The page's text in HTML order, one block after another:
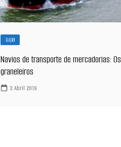
Lupa
Navios de transporte de mercadorias: Os
graneleiros
3 Abril 2019